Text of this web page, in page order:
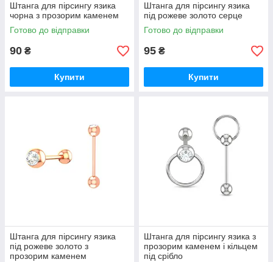
Штанга для пірсингу язика
чорна з прозорим каменем
Готово до відправки
90 ₴
Купити
Штанга для пірсингу язика
під рожеве золото серце
Готово до відправки
95 ₴
Купити
Штанга для пірсингу язика
під рожеве золото з
прозорим каменем
Штанга для пірсингу язика з
прозорим каменем і кільцем
під срібло